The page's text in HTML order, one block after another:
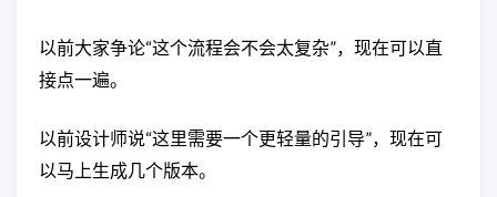
以前大家争论“这个流程会不会太复杂”，现在可以直
接点一遍。
以前设计师说“这里需要一个更轻量的引导”，现在可
以马上生成几个版本。